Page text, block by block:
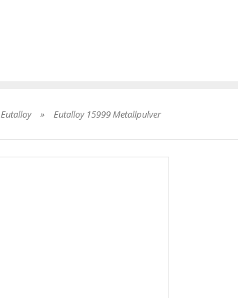
Eutalloy » Eutalloy 15999 Metallpulver